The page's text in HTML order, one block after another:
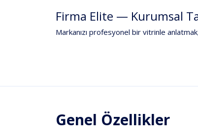
Firma Elite — Kurumsal
Markanızı profesyonel bir vitrinle
Genel Özellikler